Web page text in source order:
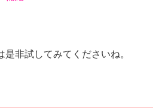
非試してみてくださいね。